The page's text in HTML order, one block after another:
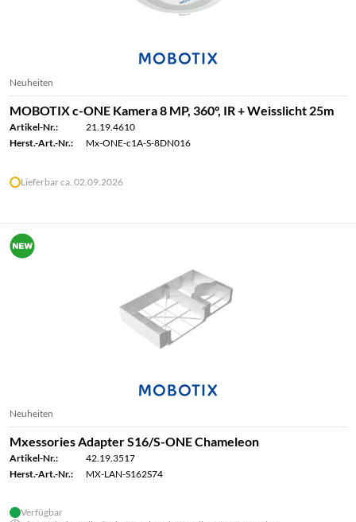
Neuheiten
MOBOTIX c-ONE Kamera 8 MP, 360°, IR + Weisslicht 25m
Artikel-Nr.:
21.19.4610
Herst.-Art.-Nr.:
Mx-ONE-c1A-S-8DN016
Lieferbar ca. 02.09.2026
Neuheiten
Mxessories Adapter S16/S-ONE Chameleon
Artikel-Nr.:
42.19.3517
Herst.-Art.-Nr.:
MX-LAN-S162S74
Verfügbar